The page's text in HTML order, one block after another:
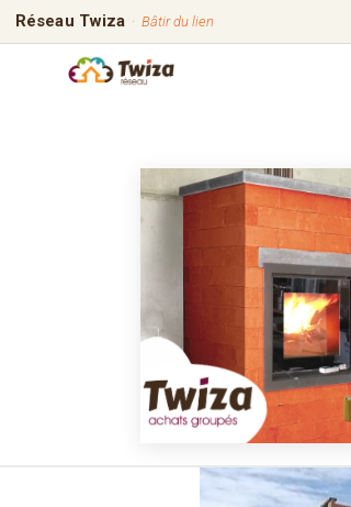
Réseau Twiza · Bâtir du lien